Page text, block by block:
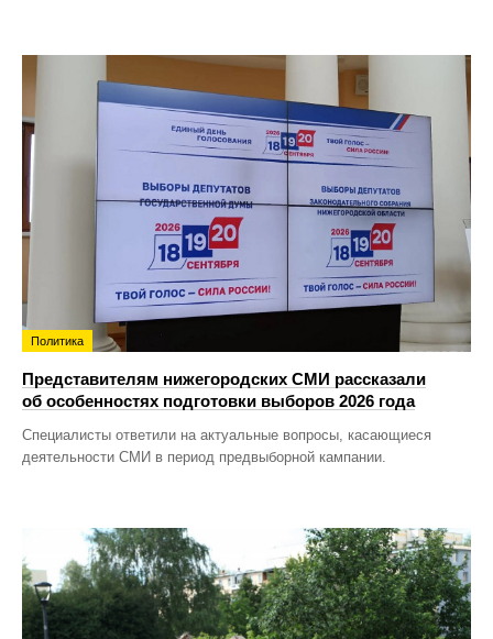
Политика
Представителям нижегородских СМИ рассказали
об особенностях подготовки выборов 2026 года
Специалисты ответили на актуальные вопросы, касающиеся
деятельности СМИ в период предвыборной кампании.